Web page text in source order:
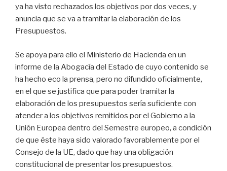
ya ha visto rechazados los objetivos por dos veces, y
anuncia que se va a tramitar la elaboración de los
Presupuestos.
Se apoya para ello el Ministerio de Hacienda en un
informe de la Abogacía del Estado de cuyo contenido se
ha hecho eco la prensa, pero no difundido oficialmente,
en el que se justifica que para poder tramitar la
elaboración de los presupuestos sería suficiente con
atender a los objetivos remitidos por el Gobierno a la
Unión Europea dentro del Semestre europeo, a condición
de que éste haya sido valorado favorablemente por el
Consejo de la UE, dado que hay una obligación
constitucional de presentar los presupuestos.